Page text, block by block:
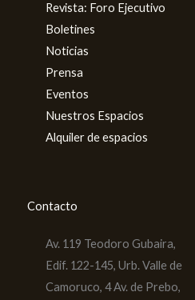
Revista: Foro Ejecutivo
Boletines
Noticias
Prensa
Eventos
Nuestros Espacios
Alquiler de espacios
Contacto
Av. 119 Teodoro Gubaira,
Edif. 122-145, Urb. Valle de
Camoruco, 4 Av. de Prebo,